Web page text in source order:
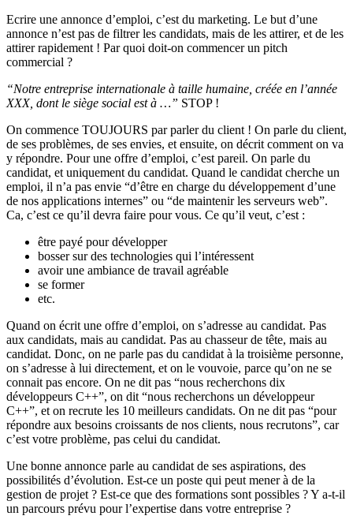
Ecrire une annonce d’emploi, c’est du marketing. Le but d’une
annonce n’est pas de filtrer les candidats, mais de les attirer, et de les
attirer rapidement ! Par quoi doit-on commencer un pitch
commercial ?
“Notre entreprise internationale à taille humaine, créée en l’année
XXX, dont le siège social est à …” STOP !
On commence TOUJOURS par parler du client ! On parle du client,
de ses problèmes, de ses envies, et ensuite, on décrit comment on va
y répondre. Pour une offre d’emploi, c’est pareil. On parle du
candidat, et uniquement du candidat. Quand le candidat cherche un
emploi, il n’a pas envie “d’être en charge du développement d’une
de nos applications internes” ou “de maintenir les serveurs web”.
Ca, c’est ce qu’il devra faire pour vous. Ce qu’il veut, c’est :
être payé pour développer
bosser sur des technologies qui l’intéressent
avoir une ambiance de travail agréable
se former
etc.
Quand on écrit une offre d’emploi, on s’adresse au candidat. Pas
aux candidats, mais au candidat. Pas au chasseur de tête, mais au
candidat. Donc, on ne parle pas du candidat à la troisième personne,
on s’adresse à lui directement, et on le vouvoie, parce qu’on ne se
connait pas encore. On ne dit pas “nous recherchons dix
développeurs C++”, on dit “nous recherchons un développeur
C++”, et on recrute les 10 meilleurs candidats. On ne dit pas “pour
répondre aux besoins croissants de nos clients, nous recrutons”, car
c’est votre problème, pas celui du candidat.
Une bonne annonce parle au candidat de ses aspirations, des
possibilités d’évolution. Est-ce un poste qui peut mener à de la
gestion de projet ? Est-ce que des formations sont possibles ? Y a-t-il
un parcours prévu pour l’expertise dans votre entreprise ?